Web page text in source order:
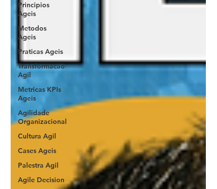
Principios
Ageis
Metodos
Ageis
Praticas Ageis
Transformacao
Agil
Metricas KPIs
Ageis
Agilidade
Organizacional
Cultura Agil
Cases Ageis
Palestra Agil
Agile Decision